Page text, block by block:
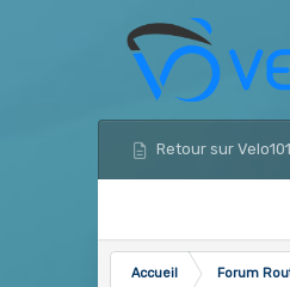
Retour sur
Accueil Forum